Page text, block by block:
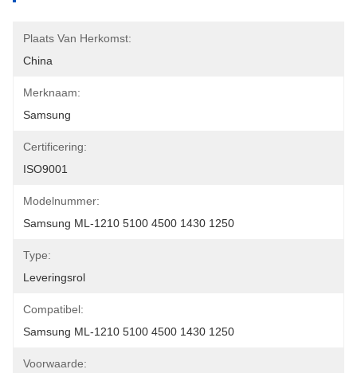
Plaats Van Herkomst:
China
Merknaam:
Samsung
Certificering:
ISO9001
Modelnummer:
Samsung ML-1210 5100 4500 1430 1250
Type:
Leveringsrol
Compatibel:
Samsung ML-1210 5100 4500 1430 1250
Voorwaarde: